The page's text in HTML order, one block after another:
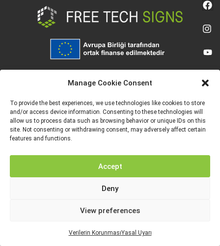
Manage Cookie Consent
To provide the best experiences, we use technologies like cookies to store
and/or access device information. Consenting to these technologies will
allow us to process data such as browsing behavior or unique IDs on this
site. Not consenting or withdrawing consent, may adversely affect certain
features and functions.
Accept
Deny
View preferences
Verilerin KorunmasıYasal Uyarı
Kültür Yürütme Ajansı’nın (EACEA) görüşlerini yansıtmak zorunda değildir. Ne
Avrupa Birliği ne de EACEA bunlardan sorumlu tutulamaz.
YASAL UYARI